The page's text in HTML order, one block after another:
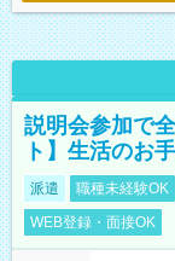
説明会参加で
ト】生活のお
派遣 職種未経験OK
WEB登録・面接OK